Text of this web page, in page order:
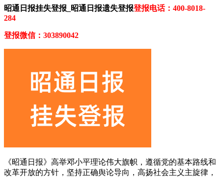
昭通日报挂失登报_昭通日报遗失登报登报电话：400-8018-
284
登报微信：303890042
《昭通日报》高举邓小平理论伟大旗帜，遵循党的基本路线和
改革开放的方针，坚持正确舆论导向，高扬社会主义主旋律，